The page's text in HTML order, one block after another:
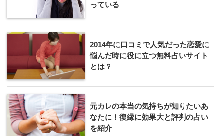
っている
2014年に口コミで人気だった恋愛に
悩んだ時に役に立つ無料占いサイト
とは？
元カレの本当の気持ちが知りたいあ
なたに！復縁に効果大と評判の占い
を紹介